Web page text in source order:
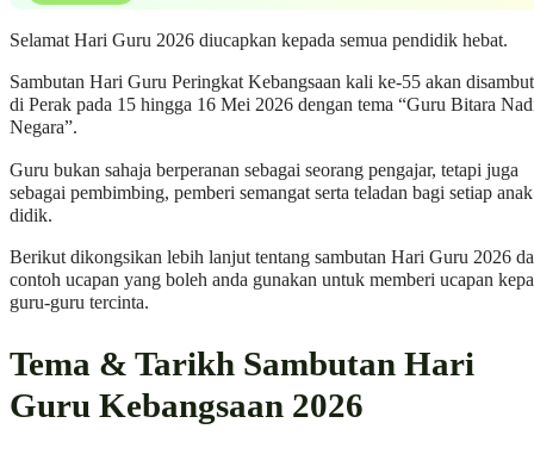
Selamat Hari Guru 2026 diucapkan kepada semua pendidik hebat.
Sambutan Hari Guru Peringkat Kebangsaan kali ke-55 akan disambut
di Perak pada 15 hingga 16 Mei 2026 dengan tema “Guru Bitara
Negara”.
Guru bukan sahaja berperanan sebagai seorang pengajar, tetapi juga
sebagai pembimbing, pemberi semangat serta teladan bagi setiap anak
didik.
Berikut dikongsikan lebih lanjut tentang sambutan Hari Guru 2026
contoh ucapan yang boleh anda gunakan untuk memberi ucapan
guru-guru tercinta.
Tema & Tarikh Sambutan Hari
Guru Kebangsaan 2026